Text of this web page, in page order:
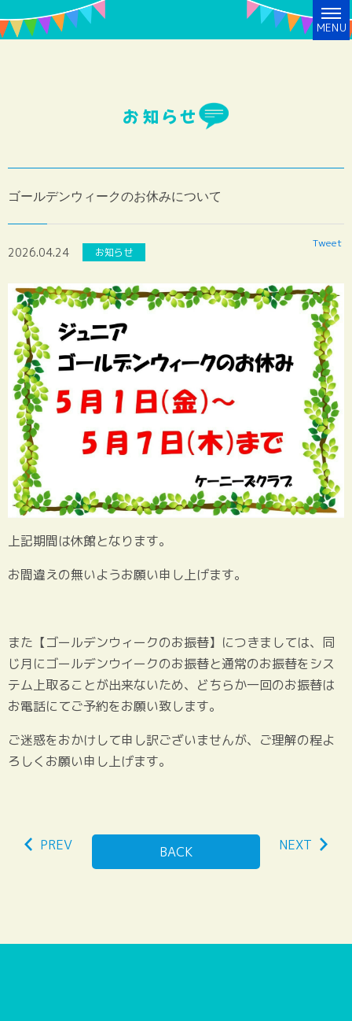
MENU
お知らせ
ゴールデンウィークのお休みについて
2026.04.24 お知らせ
Tweet
上記期間は休館となります。
お間違えの無いようお願い申し上げます。
また【ゴールデンウィークのお振替】につきましては、同
じ月にゴールデンウイークのお振替と通常のお振替をシス
テム上取ることが出来ないため、どちらか一回のお振替は
お電話にてご予約をお願い致します。
ご迷惑をおかけして申し訳ございませんが、ご理解の程よ
ろしくお願い申し上げます。
PREV BACK NEXT